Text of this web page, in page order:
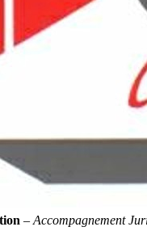
– Accompagnement